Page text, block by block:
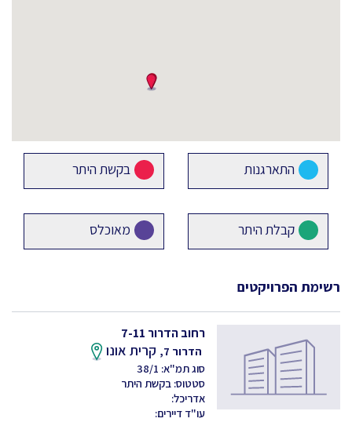
התארגנות בקשת היתר
קבלת היתר מאוכלס
רשימת הפרויקטים
רחוב הדרור 7-11
הדרור 7, קרית אונו
סוג תמ"א: 38/1
סטטוס: בקשת היתר
אדריכל:
עו"ד דיירים: